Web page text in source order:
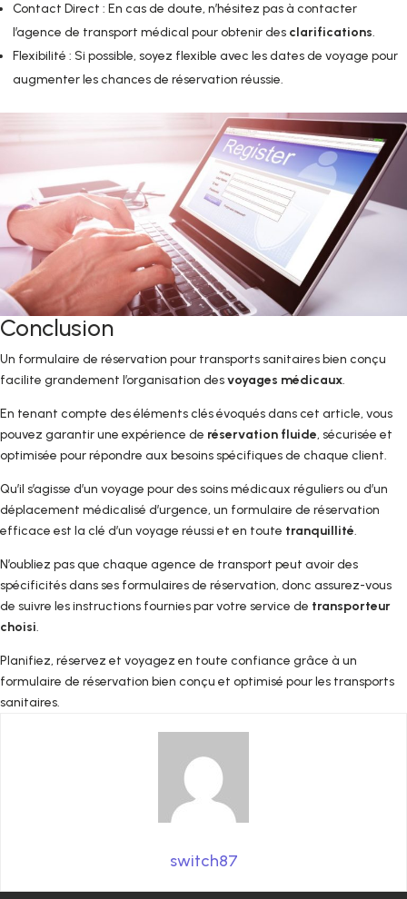
Contact Direct : En cas de doute, n’hésitez pas à contacter
l’agence de transport médical pour obtenir des clarifications.
Flexibilité : Si possible, soyez flexible avec les dates de voyage pour
augmenter les chances de réservation réussie.
Conclusion
Un formulaire de réservation pour transports sanitaires bien conçu
facilite grandement l’organisation desvoyages médicaux.
En tenant compte des éléments clés évoqués dans cet article, vous
pouvez garantir une expérience de réservation fluide, sécurisée et
optimisée pour répondre aux besoins spécifiques de chaque client.
Qu’il s’agisse d’un voyage pour des soins médicaux réguliers ou d’un
déplacement médicalisé d’urgence, un formulaire de réservation
efficace est la clé d’un voyage réussi et en toute tranquillité.
N’oubliez pas que chaque agence de transport peut avoir des
spécificités dans ses formulaires de réservation, donc assurez-vous
de suivre les instructions fournies par votre service de transporteur
choisi.
Planifiez, réservez et voyagez en toute confiance grâce à un
formulaire de réservation bien conçu et optimisé pour les transports
sanitaires.
switch87